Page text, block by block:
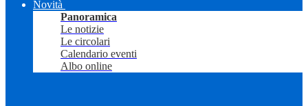
Novità
Panoramica
Le notizie
Le circolari
Calendario eventi
Albo online